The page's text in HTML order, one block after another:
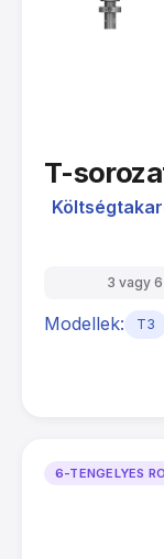
T-
3 vagy
Modellek: T3
6-TENGELYES